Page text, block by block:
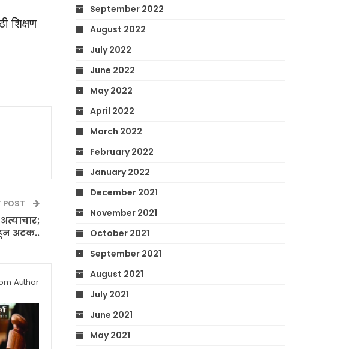
शिक्षण
POST
अटक..
Author
September 2022
August 2022
July 2022
June 2022
May 2022
April 2022
March 2022
February 2022
January 2022
December 2021
November 2021
October 2021
September 2021
August 2021
July 2021
June 2021
May 2021